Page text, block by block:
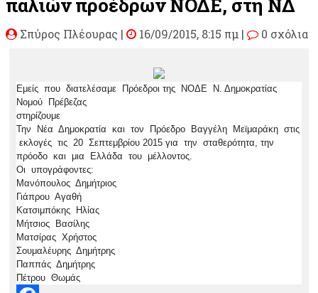
παλιών προέδρων ΝΟΔΕ, στη ΝΔ
Σπύρος Πλέουρας | 16/09/2015, 8:15 πμ | 0 σχόλια
Εμείς που διατελέσαμε Πρόεδροι της ΝΟΔΕ Ν. Δημοκρατίας
Νομού Πρέβεζας
στηρίζουμε
Την Νέα Δημοκρατία και τον Πρόεδρο Βαγγέλη Μεϊμαράκη στις
εκλογές τις 20 Σεπτεμβρίου 2015 για την σταθερότητα, την
πρόοδο και μια Ελλάδα του μέλλοντος.
Οι υπογράφοντες:
Μανόπουλος Δημήτριος
Γιάπρου Αγαθή
Κατσιμπόκης Ηλίας
Μήτσιος Βασίλης
Ματσίρας Χρήστος
Σουμαλέυρης Δημήτρης
Παππάς Δημήτρης
Πέτρου Θωμάς